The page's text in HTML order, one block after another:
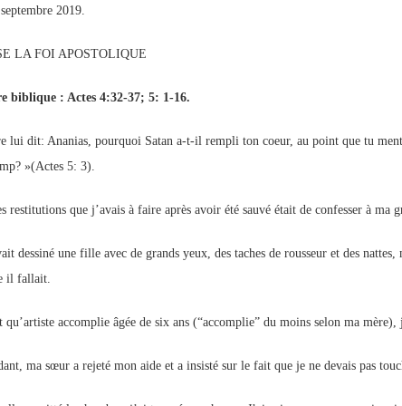
www.lafoiapostolique.org/wp-
lasse-rempli-de-tritesse.mp3
2019.
LA FOI APOSTOLIQUE
biblique : Actes 4:32-37; 5: 1-16.
lui dit: Ananias, pourquoi Satan a-t-il rempli ton coeur, au point que tu
»(Actes 5: 3).
restitutions que j’avais à faire après avoir été sauvé était de confesser à ma
dessiné une fille avec de grands yeux, des taches de rousseur et des
il fallait.
qu’artiste accomplie âgée de six ans (“accomplie” du moins selon ma
ma sœur a rejeté mon aide et a insisté sur le fait que je ne devais pas